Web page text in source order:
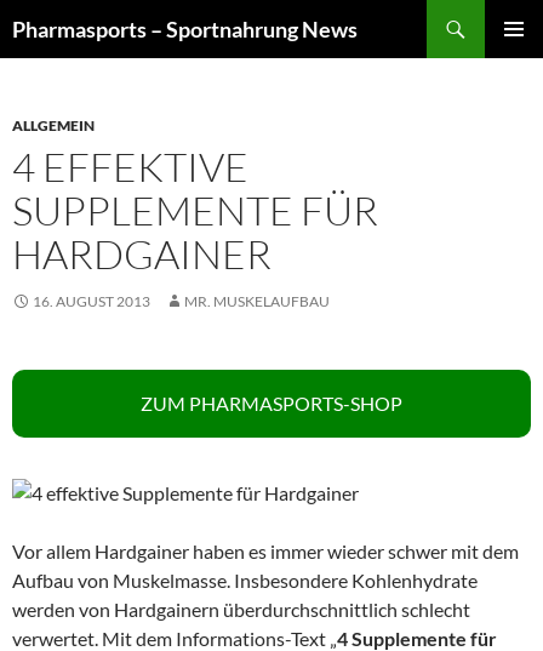
Inhalt
Pharmasports – Sportnahrung News
ALLGEMEIN
4 EFFEKTIVE
SUPPLEMENTE FÜR
HARDGAINER
16. AUGUST 2013 MR. MUSKELAUFBAU
ZUM PHARMASPORTS-SHOP
Vor allem Hardgainer haben es immer wieder schwer mit dem
Aufbau von Muskelmasse. Insbesondere Kohlenhydrate
werden von Hardgainern überdurchschnittlich schlecht
verwertet. Mit dem Informations-Text „4 Supplemente für